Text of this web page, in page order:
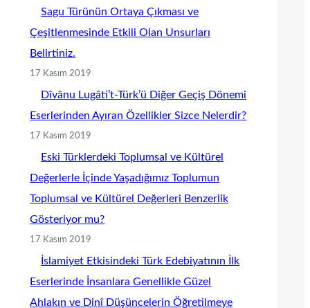
Sagu Türünün Ortaya Çıkması ve
Çeşitlenmesinde Etkili Olan Unsurları
Belirtiniz.
17 Kasım 2019
Dîvânu Lugâti’t-Türk’ü Diğer Geçiş Dönemi
Eserlerinden Ayıran Özellikler Sizce Nelerdir?
17 Kasım 2019
Eski Türklerdeki Toplumsal ve Kültürel
Değerlerle İçinde Yaşadığımız Toplumun
Toplumsal ve Kültürel Değerleri Benzerlik
Gösteriyor mu?
17 Kasım 2019
İslamiyet Etkisindeki Türk Edebiyatının İlk
Eserlerinde İnsanlara Genellikle Güzel
Ahlakın ve Dinî Düşüncelerin Öğretilmeye